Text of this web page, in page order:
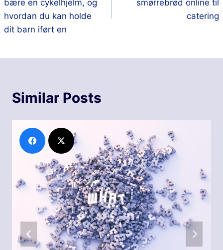
bære en cykelhjelm, og
hvordan du kan holde
dit barn iført en
smørrebrød online til
catering
Similar Posts